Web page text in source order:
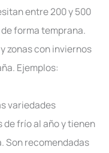
entre 200 y 500
forma temprana.
zonas con inviernos
Ejemplos:
variedades
frío al año y tienen
Son recomendadas